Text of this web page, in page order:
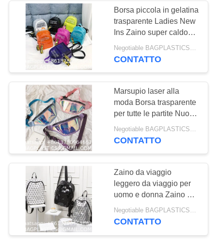
MANUFACTURING
Prodotti per CANI E
GATTI Forniture
BAGEASE
MANUFACTURING
55
PRODOTTI IN
MOVIMENTO
FORNITURE
BAGEASE
MANUFACTURING
45
59
Borsa piccola in gelatina
trasparente Ladies New
Ins Zaino super caldo
Versione coreana
femminile Mini Zaino per
CONTATTO
Marsupio laser alla
moda Borsa trasparente
per tutte le partite Nuovo
marsupio Ins Borsa
sportiva da donna
Negotiable BAGPLASTICS@YAHOO.COM MOQ:1000pieces Skype: mydearneil
CONTATTO
Zaino da viaggio
leggero da viaggio per
uomo e donna Zaino per
tutte le partite di moda di
grande capacità New
Negotiable BAGPLASTICS@YAHOO.COM MOQ:1000pieces Skype: mydearneil
CONTATTO